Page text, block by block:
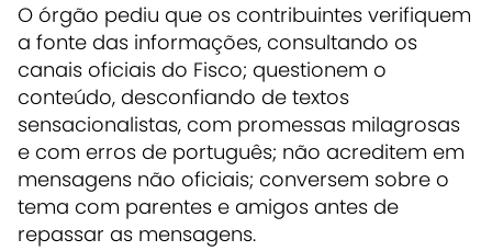
O órgão pediu que os contribuintes verifiquem
a fonte das informações, consultando os
canais oficiais do Fisco; questionem o
conteúdo, desconfiando de textos
sensacionalistas, com promessas milagrosas
e com erros de português; não acreditem em
mensagens não oficiais; conversem sobre o
tema com parentes e amigos antes de
repassar as mensagens.